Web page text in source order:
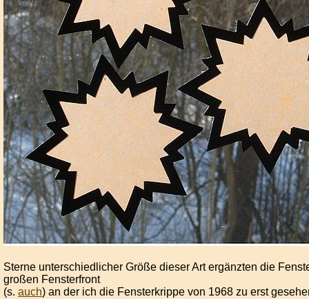
Sterne unterschiedlicher Größe dieser Art ergänzten die
großen Fensterfront
(s. auch) an der ich die Fensterkrippe von 1968 zu erst